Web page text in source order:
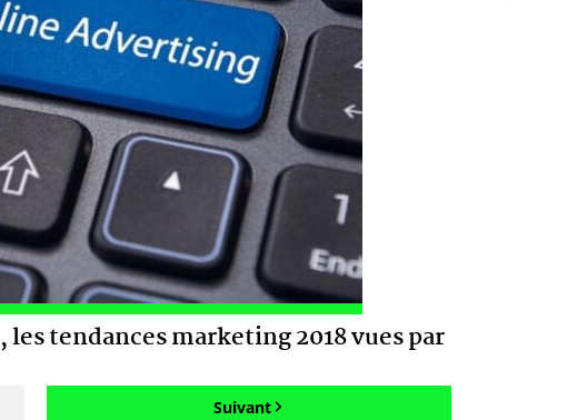
tendances marketing 2018 vues par
Suivant